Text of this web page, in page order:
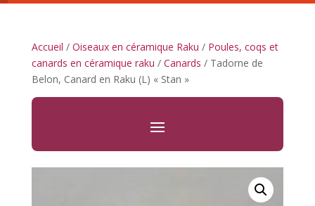
Accueil / Oiseaux en céramique Raku / Poules, coqs et
canards en céramique raku / Canards / Tadorne de
Belon, Canard en Raku (L) « Stan »